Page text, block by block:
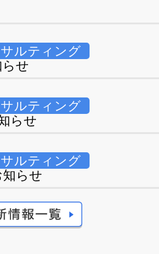
ルティング
せ
ルティング
らせ
ルティング
知らせ